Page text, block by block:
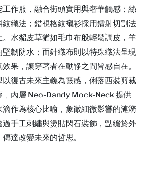
工作服，融合街頭實用與奢華觸感；絲
紋織法；錯視格紋襯衫採用鐳射切割法
。水貂皮草猶如毛巾布般輕鬆調皮，羊
韌防水；而針織布則以特殊織法呈現
果，讓穿著者在動靜之間皆感自在。
以復古未來主義為靈感，俐落西裝剪裁
，內層 Neo-Dandy Mock-Neck 提供
滴作為核心比喻，象徵細微影響的漣漪
過手工刺繡與燙貼閃石裝飾，點綴於外
達改變未來的哲思。